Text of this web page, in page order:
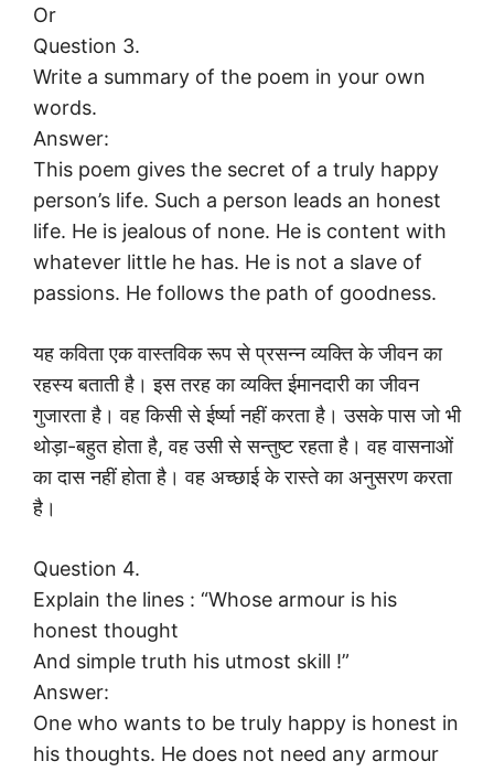
Or
Question 3.
Write a summary of the poem in your own
words.
Answer:
This poem gives the secret of a truly happy
person’s life. Such a person leads an honest
life. He is jealous of none. He is content with
whatever little he has. He is not a slave of
passions. He follows the path of goodness.
यह कविता एक वास्तविक रूप से प्रसन्न व्यक्ति के जीवन का
रहस्य बताती है। इस तरह का व्यक्ति ईमानदारी का जीवन
गुजारता है। वह किसी से ईर्ष्या नहीं करता है। उसके पास जो भी
थोड़ा-बहुत होता है, वह उसी से सन्तुष्ट रहता है। वह वासनाओं
का दास नहीं होता है। वह अच्छाई के रास्ते का अनुसरण करता
है।
Question 4.
Explain the lines : “Whose armour is his
honest thought
And simple truth his utmost skill !”
Answer:
One who wants to be truly happy is honest in
his thoughts. He does not need any armour